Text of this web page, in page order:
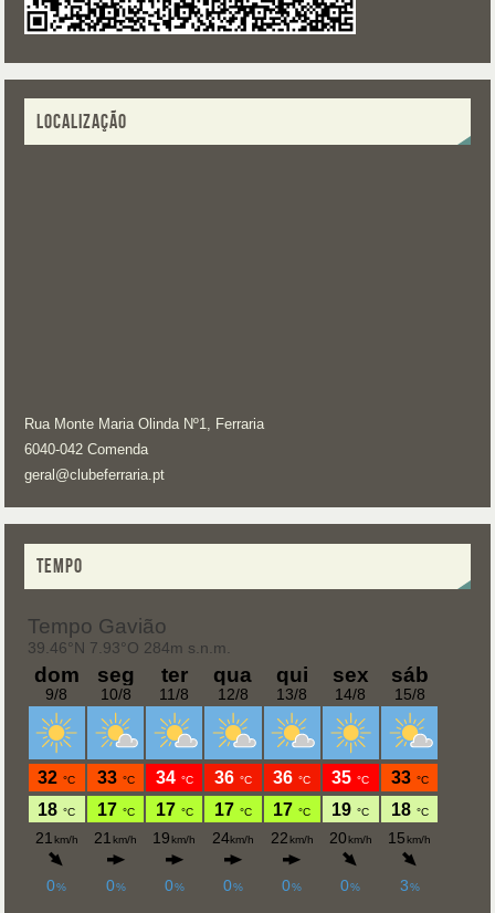
LOCALIZAÇÃO
Rua Monte Maria Olinda Nº1, Ferraria
6040-042 Comenda
geral@clubeferraria.pt
TEMPO